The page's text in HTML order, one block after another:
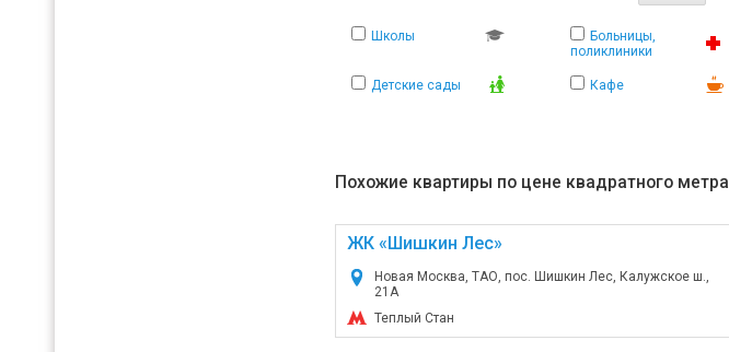
Школы
Больницы,
поликлиники
Детские сады Кафе
Похожие квартиры по цене квадратного метра
ЖК «Шишкин Лес»
Новая Москва, ТАО, пос. Шишкин Лес, Калужское ш.,
21А
Теплый Стан